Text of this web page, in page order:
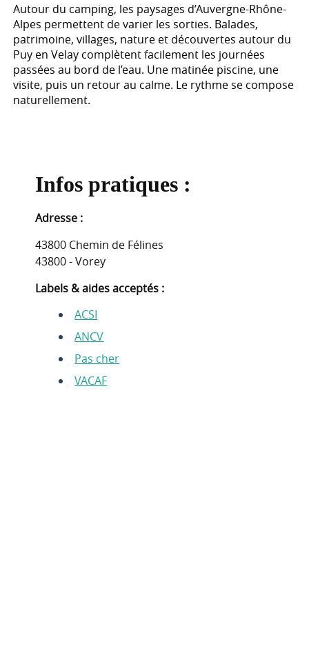
Autour du camping, les paysages d’Auvergne-Rhône-
Alpes permettent de varier les sorties. Balades,
patrimoine, villages, nature et découvertes autour du
Puy en Velay complètent facilement les journées
passées au bord de l’eau. Une matinée piscine, une
visite, puis un retour au calme. Le rythme se compose
naturellement.
Infos pratiques :
Adresse :
43800 Chemin de Félines
43800 - Vorey
Labels & aides acceptés :
ACSI
ANCV
Pas cher
VACAF